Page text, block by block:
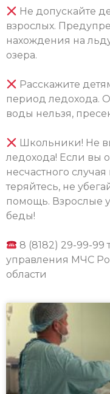
Не допускайте
взрослых.
нахождения на
озера.
Расскажите
период ледохода.
воды нельзя,
Школьники! Не
ледохода! Если вы
несчастного
теряйтесь, не
помощь. Взрослые
беды!
8 (8182) 29-99-99
управления МЧС
области